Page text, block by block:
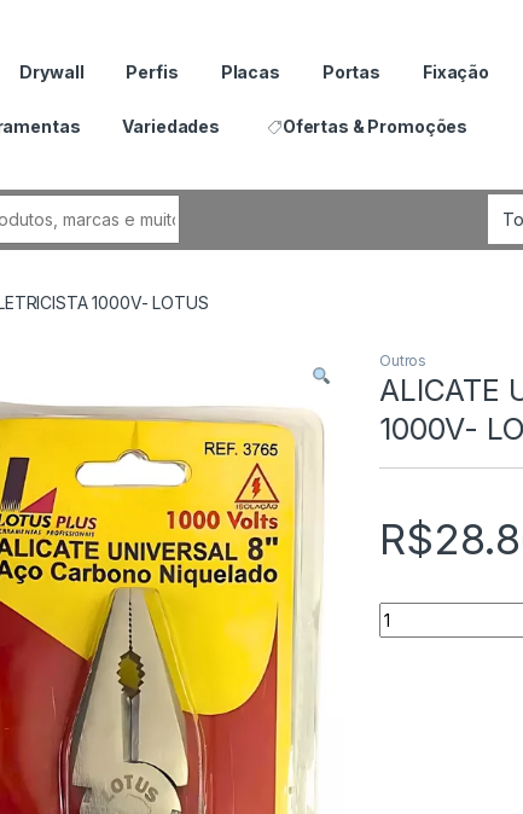
Drywall Perfis Placas Portas Fixação
Variedades Ofertas & Promoções
1000V- LOTUS
Outros
ALICATE
1000V-
R$
Quantidade